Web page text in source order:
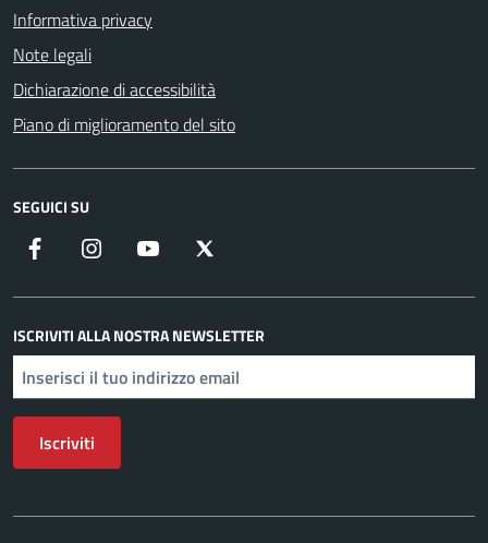
Informativa privacy
Note legali
Dichiarazione di accessibilità
Piano di miglioramento del sito
SEGUICI SU
Facebook Instagram YouTube
ISCRIVITI ALLA NOSTRA NEWSLETTER